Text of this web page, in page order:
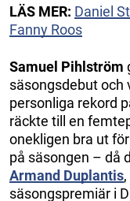
LÄS MER: Daniel
Fanny Roos
Samuel Pihlström
säsongsdebut och
personliga rekord
räckte till en
onekligen bra ut
på säsongen – då
Armand Duplantis
säsongspremiär i